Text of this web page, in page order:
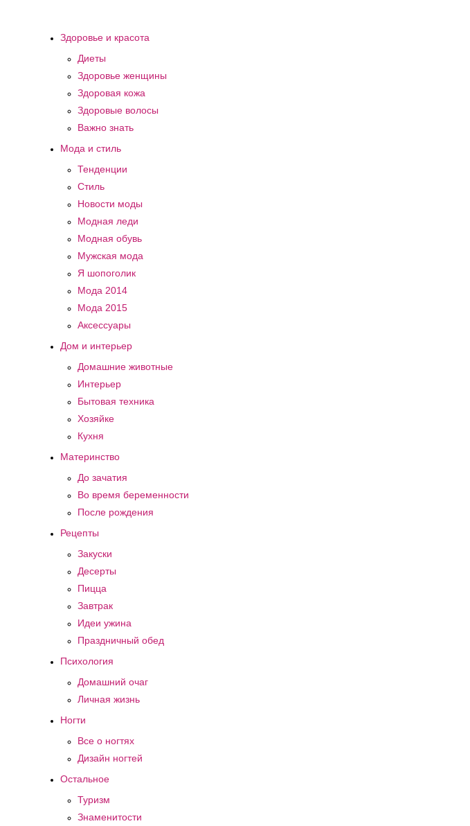
Здоровье и красота
Диеты
Здоровье женщины
Здоровая кожа
Здоровые волосы
Важно знать
Мода и стиль
Тенденции
Стиль
Новости моды
Модная леди
Модная обувь
Мужская мода
Я шопоголик
Мода 2014
Мода 2015
Аксессуары
Дом и интерьер
Домашние животные
Интерьер
Бытовая техника
Хозяйке
Кухня
Материнство
До зачатия
Во время беременности
После рождения
Рецепты
Закуски
Десерты
Пицца
Завтрак
Идеи ужина
Праздничный обед
Психология
Домашний очаг
Личная жизнь
Ногти
Все о ногтях
Дизайн ногтей
Остальное
Туризм
Знаменитости